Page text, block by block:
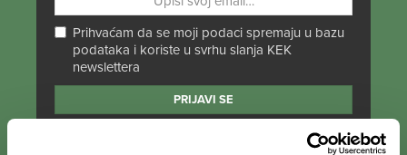
Prihvaćam da se moji podaci spremaju u bazu
podataka i koriste u svrhu slanja KEK
newslettera